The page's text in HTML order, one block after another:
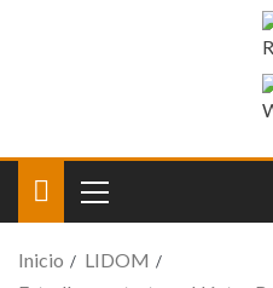
Inicio
LIDOM